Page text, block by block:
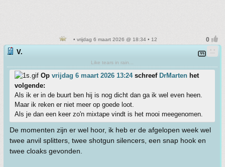
• vrijdag 6 maart 2026 @ 18:34 • 12
V.
Like tears in rain...
Op vrijdag 6 maart 2026 13:24schreef DrMarten het
volgende:
Als ik er in de buurt ben hij is nog dicht dan ga ik wel even heen.
Maar ik reken er niet meer op goede loot.
Als je dan een keer zo'n mixtape vindt is het mooi meegenomen.
De momenten zijn er wel hoor, ik heb er de afgelopen week wel
twee anvil splitters, twee shotgun silencers, een snap hook en
twee cloaks gevonden.